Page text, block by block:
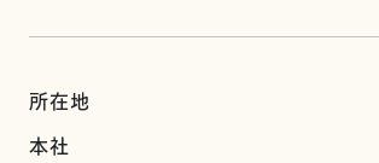
所在地
本社